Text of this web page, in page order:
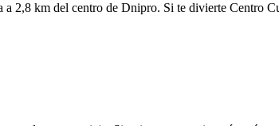
2,8 km del centro de Dnipro. Si te divierte Centro